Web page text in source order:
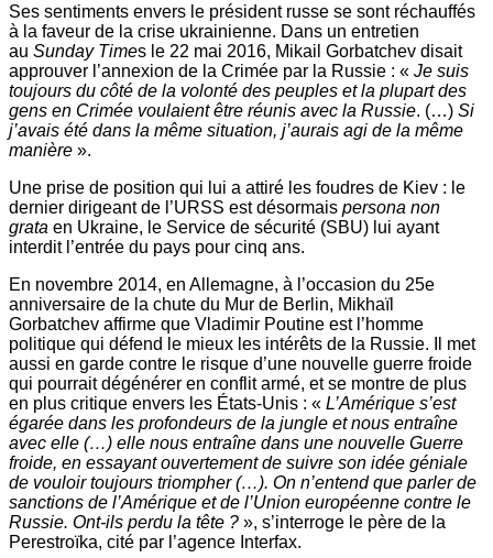
Ses sentiments envers le président russe se sont réchauffés
à la faveur de la crise ukrainienne. Dans un entretien
au Sunday Times le 22 mai 2016, Mikail Gorbatchev disait
approuver l’annexion de la Crimée par la Russie : « Je suis
toujours du côté de la volonté des peuples et la plupart des
gens en Crimée voulaient être réunis avec la Russie. (…) Si
j’avais été dans la même situation, j’aurais agi de la même
manière ».
Une prise de position qui lui a attiré les foudres de Kiev : le
dernier dirigeant de l’URSS est désormais persona non
grata en Ukraine, le Service de sécurité (SBU) lui ayant
interdit l’entrée du pays pour cinq ans.
En novembre 2014, en Allemagne, à l’occasion du 25e
anniversaire de la chute du Mur de Berlin, Mikhaïl
Gorbatchev affirme que Vladimir Poutine est l’homme
politique qui défend le mieux les intérêts de la Russie. Il met
aussi en garde contre le risque d’une nouvelle guerre froide
qui pourrait dégénérer en conflit armé, et se montre de plus
en plus critique envers les États-Unis : « L’Amérique s’est
égarée dans les profondeurs de la jungle et nous entraîne
avec elle (…) elle nous entraîne dans une nouvelle Guerre
froide, en essayant ouvertement de suivre son idée géniale
de vouloir toujours triompher (…). On n’entend que parler de
sanctions de l’Amérique et de l’Union européenne contre le
Russie. Ont-ils perdu la tête ? », s’interroge le père de la
Perestroïka, cité par l’agence Interfax.